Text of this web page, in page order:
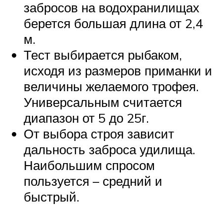
забросов на водохранилищах
берется большая длина от 2,4
м.
Тест выбирается рыбаком,
исходя из размеров приманки и
величины желаемого трофея.
Универсальным считается
диапазон от 5 до 25г.
От выбора строя зависит
дальность заброса удилища.
Наибольшим спросом
пользуется – средний и
быстрый.